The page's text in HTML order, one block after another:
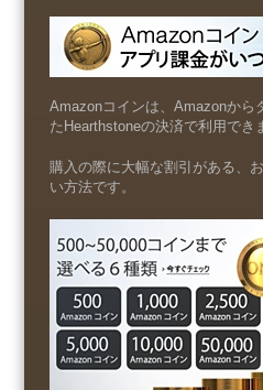
Amazonコインは、Amazonから
たHearthstoneの決済で利用でき
購入の際に大幅な割引がある、
い方法です。